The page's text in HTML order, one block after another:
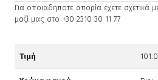
Για οποιαδήποτε απορία έχετε σχετικά
μαζί μας στο +30 2310 30 11 77
Τιμή